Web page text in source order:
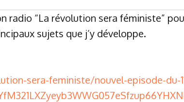
navigation
radio “La révolution sera féministe”
sujets que j’y développe.
sera-feministe/nouvel-episode-du-